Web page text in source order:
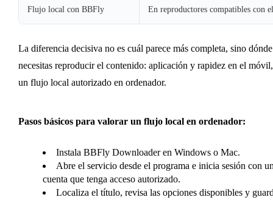
Flujo local con BBFly En reproductores compatibles con
La diferencia decisiva no es cuál parece más completa, sino dónde
necesitas reproducir el contenido: aplicación y rapidez en el
un flujo local autorizado en ordenador.
Pasos básicos para valorar un flujo local en ordenador:
Instala BBFly Downloader en Windows o Mac.
Abre el servicio desde el programa e inicia sesión con
cuenta que tenga acceso autorizado.
Localiza el título, revisa las opciones disponibles y